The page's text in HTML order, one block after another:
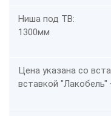
Ниша под ТВ:
1300мм
Цена указана со
вставкой "Лакобель"